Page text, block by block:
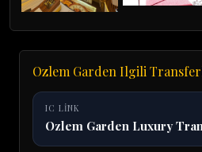
Ozlem Garden Ilgili
IC LINK
Ozlem Garden Luxury